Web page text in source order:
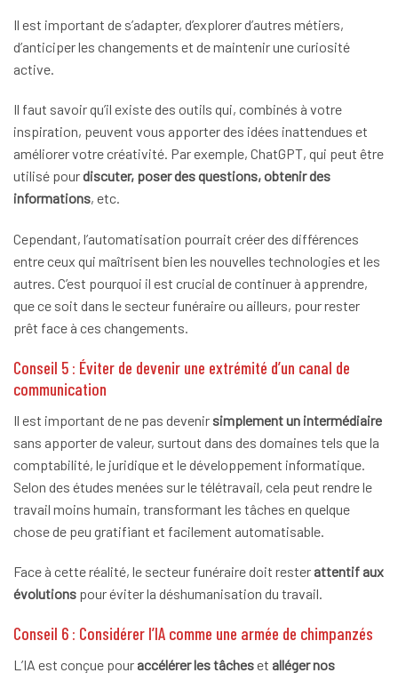
Il est important de s’adapter, d’explorer d’autres métiers,
d’anticiper les changements et de maintenir une curiosité
active.
Il faut savoir qu’il existe des outils qui, combinés à votre
inspiration, peuvent vous apporter des idées inattendues et
améliorer votre créativité. Par exemple, ChatGPT, qui peut être
utilisé pourdiscuter, poser des questions, obtenir des
informations, etc.
Cependant, l’automatisation pourrait créer des différences
entre ceux qui maîtrisent bien les nouvelles technologies et les
autres. C’est pourquoi il est crucial de continuer à apprendre,
que ce soit dans le secteur funéraire ou ailleurs, pour rester
prêt face à ces changements.
Conseil 5 : Éviter de devenir une extrémité d’un canal de
communication
Il est important de ne pas devenir simplement un intermédiaire
sans apporter de valeur, surtout dans des domaines tels que la
comptabilité, le juridique et le développement informatique.
Selon des études menées sur le télétravail, cela peut rendre le
travail moins humain, transformant les tâches en quelque
chose de peu gratifiant et facilement automatisable.
Face à cette réalité, le secteur funéraire doit rester attentif aux
évolutions pour éviter la déshumanisation du travail.
Conseil 6 : Considérer l’IA comme une armée de chimpanzés
L’IA est conçue pour accélérer les tâcheset alléger nos